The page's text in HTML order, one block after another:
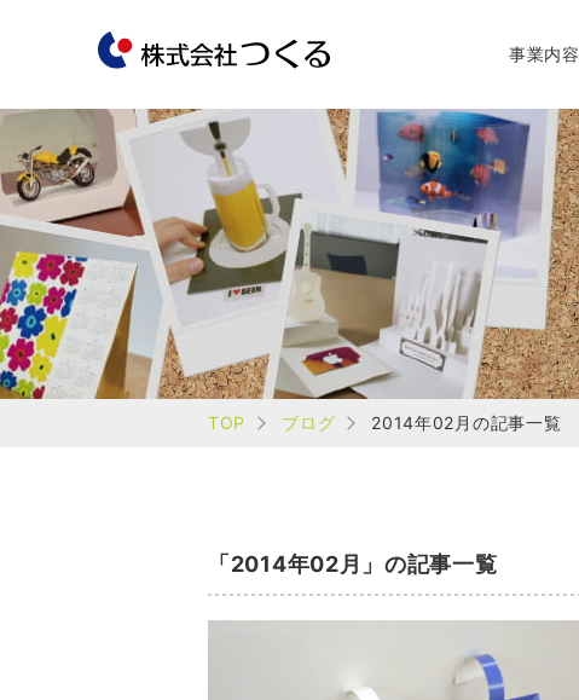
事業内容
TOP ブログ 2014年02月の記事一覧
「2014年02月」の記事一覧